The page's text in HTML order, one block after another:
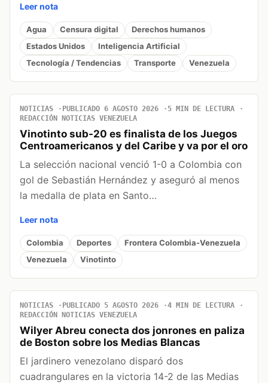
Leer nota
Agua Censura digital
Derechos humanos
Estados Unidos
Inteligencia Artificial
Tecnología / Tendencias
Transporte Venezuela
NOTICIAS PUBLICADO 6 AGOSTO 2026
5 MIN DE LECTURA
REDACCIÓN NOTICIAS VENEZUELA
Vinotinto sub-20 es finalista de los Juegos
Centroamericanos y del Caribe y va por el oro
La selección nacional venció 1-0 a Colombia con
gol de Sebastián Hernández y aseguró al menos
la medalla de plata en Santo…
Leer nota
Colombia Deportes
Frontera Colombia-Venezuela
Venezuela
Vinotinto
NOTICIAS PUBLICADO 5 AGOSTO 2026
4 MIN DE LECTURA
REDACCIÓN NOTICIAS VENEZUELA
Wilyer Abreu conecta dos jonrones en paliza
de Boston sobre los Medias Blancas
El jardinero venezolano disparó dos
cuadrangulares en la victoria 14-2 de las Medias